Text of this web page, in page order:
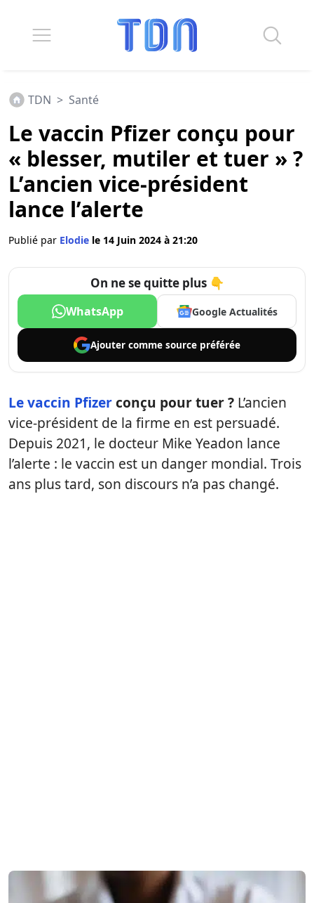
TDN > Santé
Le vaccin Pfizer conçu pour
« blesser, mutiler et tuer » ?
L’ancien vice-président
lance l’alerte
Publié par Elodie le 14 Juin 2024 à 21:20
On ne se quitte plus 👇
WhatsApp Google Actualités
Ajouter comme source préférée
Le vaccin Pfizerconçu pour tuer ? L’ancien
vice-président de la firme en est persuadé.
Depuis 2021, le docteur Mike Yeadon lance
l’alerte : le vaccin est un danger mondial. Trois
ans plus tard, son discours n’a pas changé.